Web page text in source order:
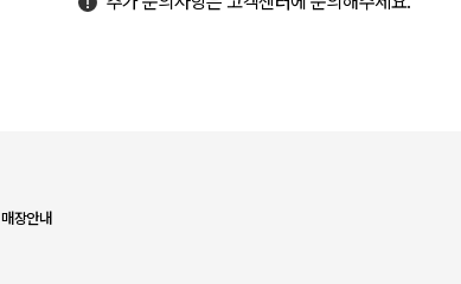
매장안내